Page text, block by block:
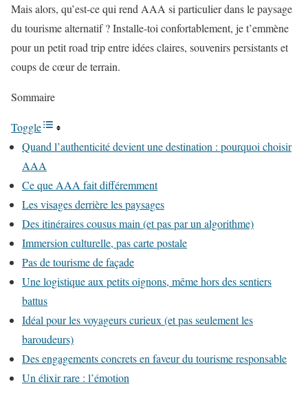
Mais alors, qu’est-ce qui rend AAA si particulier dans le paysage
du tourisme alternatif ? Installe-toi confortablement, je t’emmène
pour un petit road trip entre idées claires, souvenirs persistants et
coups de cœur de terrain.
Sommaire
Toggle
Quand l’authenticité devient une destination : pourquoi choisir
AAA
Ce que AAA fait différemment
Les visages derrière les paysages
Des itinéraires cousus main (et pas par un algorithme)
Immersion culturelle, pas carte postale
Pas de tourisme de façade
Une logistique aux petits oignons, même hors des sentiers
battus
Idéal pour les voyageurs curieux (et pas seulement les
baroudeurs)
Des engagements concrets en faveur du tourisme responsable
Un élixir rare : l’émotion